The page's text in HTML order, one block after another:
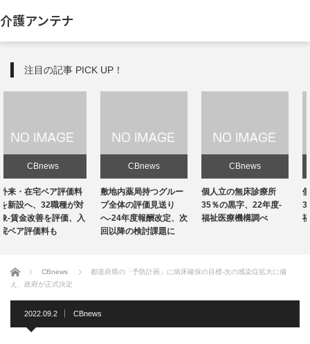
介護アンテナ
注目の記事 PICK UP！
CBnews
敷地内薬局持つグルー
プ全体の評価見送り
へ-24年度報酬改定、次
回以降の検討課題に
CBnews
個人立の無床診療所
35％の黒字、22年度-
福祉医療機構調べ
CBnews
個人立の無床診療所
35％の黒字、22年度-
福祉医療機構調べ
ホーム CBnews
都道府県の「予防計画」に病床確保の目標-次の感染症拡大に備
え、政府が正式決定
2022.09.2 CBnews